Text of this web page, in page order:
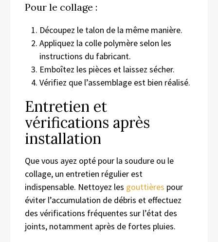
Pour le collage :
Découpez le talon de la même manière.
Appliquez la colle polymère selon les
instructions du fabricant.
Emboîtez les pièces et laissez sécher.
Vérifiez que l’assemblage est bien réalisé.
Entretien et
vérifications après
installation
Que vous ayez opté pour la soudure ou le
collage, un entretien régulier est
indispensable. Nettoyez les gouttières pour
éviter l’accumulation de débris et effectuez
des vérifications fréquentes sur l’état des
joints, notamment après de fortes pluies.